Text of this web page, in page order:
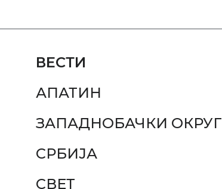
ВЕСТИ
АПАТИН
ЗАПАДНОБАЧКИ ОКРУГ
СРБИЈА
СВЕТ